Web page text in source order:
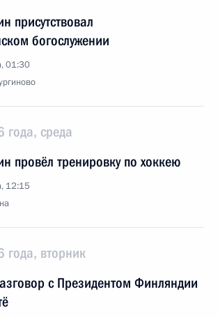
присутствовал
богослужении
01:30
года, среда
провёл тренировку по хоккею
12:15
года, вторник
с Президентом Финляндии